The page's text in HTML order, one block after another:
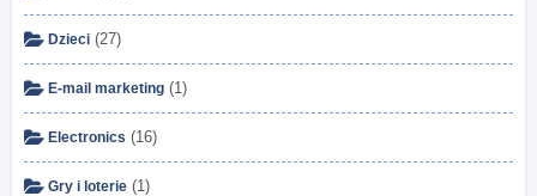
Dzieci (27)
E-mail marketing (1)
Electronics (16)
Gry i loterie (1)